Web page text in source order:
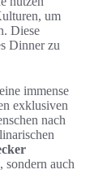
um
Diese
Dinner zu
immense
exklusiven
nach
sondern auch